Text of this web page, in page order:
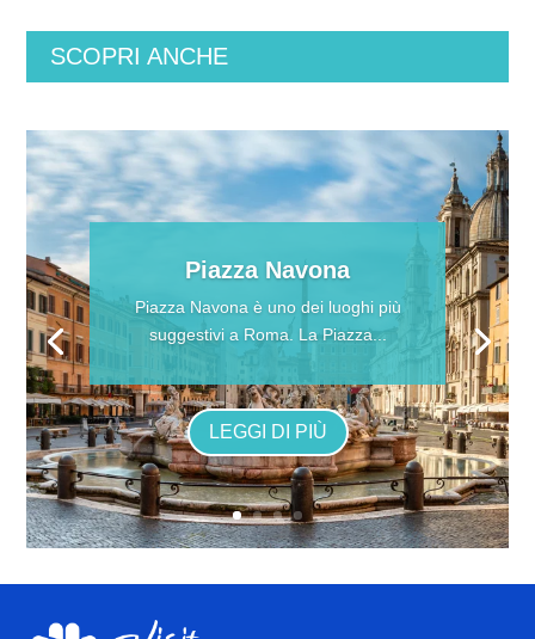
SCOPRI ANCHE
Piazza Navona
Piazza Navona è uno dei luoghi più
suggestivi a Roma. La Piazza...
LEGGI DI PIÙ